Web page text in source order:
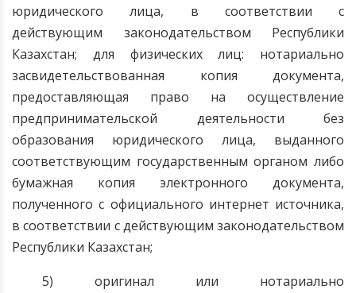
юридического лица, в соответствии с
действующим законодательством Республики
Казахстан; для физических лиц: нотариально
засвидетельствованная копия документа,
предоставляющая право на осуществление
предпринимательской деятельности без
образования юридического лица, выданного
соответствующим государственным органом либо
бумажная копия электронного документа,
полученного с официального интернет источника,
в соответствии с действующим законодательством
Республики Казахстан;
5) оригинал или нотариально